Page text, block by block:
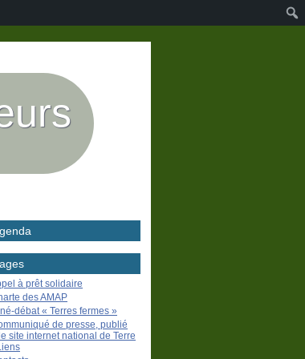
à prêt solidaire
des AMAP
débat « Terres fermes »
de presse, publié
site internet national de Terre